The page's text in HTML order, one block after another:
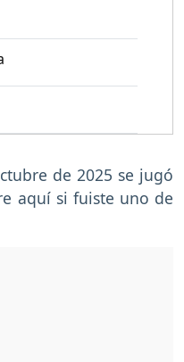
de 2025 se jugó
aquí si fuiste uno de